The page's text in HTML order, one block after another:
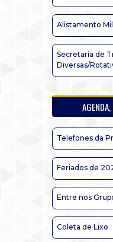
Alistamento
Secretaria de
Diversas/
AGENDA,
Telefones da
Feriados de
Entre nos
Coleta de Lixo